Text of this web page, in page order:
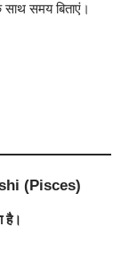
साथ समय बिताएं।
(Pisces)
है।